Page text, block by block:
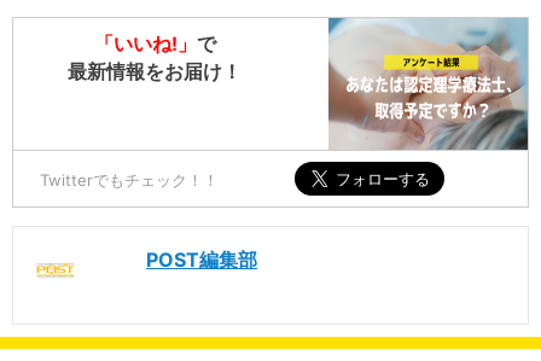
「いいね!」 で
最新情報をお届け！
Twitterでもチェック！！
POST編集部